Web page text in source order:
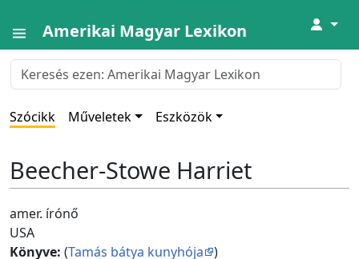
Amerikai Magyar Lexikon ↓
Szócikk Műveletek Eszközök
Beecher-Stowe Harriet
amer. írónő
USA
Könyve: (Tamás bátya kunyhója
)